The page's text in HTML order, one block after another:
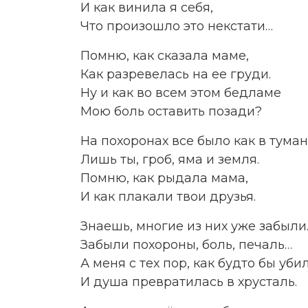
И как винила я себя,
Что произошло это некстати…
Помню, как сказала маме,
Как разревелась на ее груди.
Ну и как во всем этом бедламе
Мою боль оставить позади?
На похоронах все было как в
Лишь ты, гроб, яма и земля.
Помню, как рыдала мама,
И как плакали твои друзья.
Знаешь, многие из них уже
Забыли похороны, боль, печаль…
А меня с тех пор, как будто бы
И душа превратилась в хрусталь.